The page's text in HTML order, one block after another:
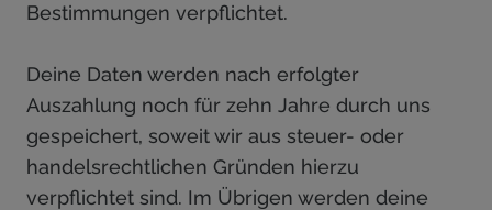
Bestimmungen verpflichtet.
Deine Daten werden nach erfolgter
Auszahlung noch für zehn Jahre durch uns
gespeichert, soweit wir aus steuer- oder
handelsrechtlichen Gründen hierzu
verpflichtet sind. Im Übrigen werden deine